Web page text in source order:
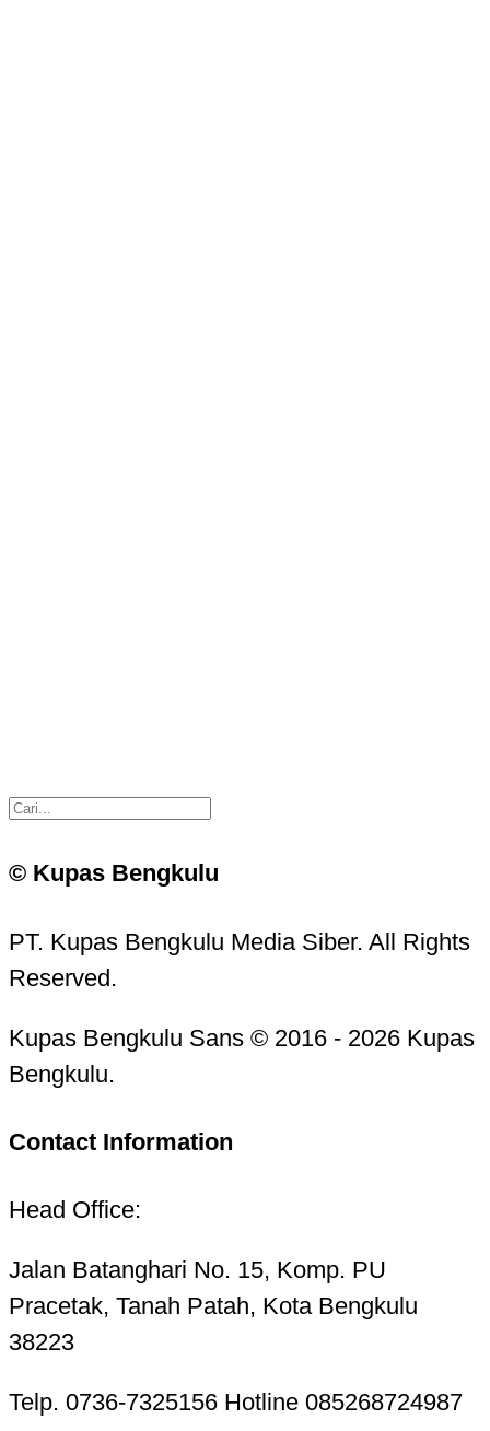
© Kupas Bengkulu
PT. Kupas Bengkulu Media Siber. All Rights
Reserved.
Kupas Bengkulu Sans © 2016 - 2026 Kupas
Bengkulu.
Contact Information
Head Office:
Jalan Batanghari No. 15, Komp. PU
Pracetak, Tanah Patah, Kota Bengkulu
38223
Telp. 0736-7325156 Hotline 085268724987